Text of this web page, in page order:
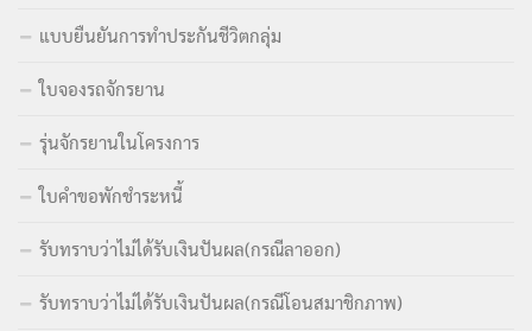
แบบยืนยันการทำประกันชีวิตกลุ่ม
ใบจองรถจักรยาน
รุ่นจักรยานในโครงการ
ใบคำขอพักชำระหนี้
รับทราบว่าไม่ได้รับเงินปันผล(กรณีลาออก)
รับทราบว่าไม่ได้รับเงินปันผล(กรณีโอนสมาชิกภาพ)